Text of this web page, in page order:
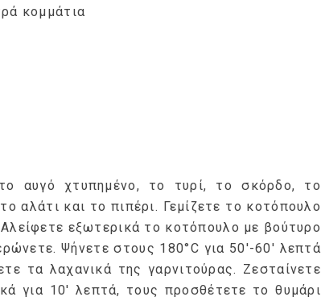
κομμάτια
αυγό χτυπημένο, το τυρί, το σκόρδο, το
αλάτι και το πιπέρι. Γεμίζετε το κοτόπουλο
εξωτερικά το κοτόπουλο με βούτυρο
Ψήνετε στους 180°C για 50′-60′ λεπτά
τα λαχανικά της γαρνιτούρας. Ζεσταίνετε
για 10′ λεπτά, τους προσθέτετε το θυμάρι